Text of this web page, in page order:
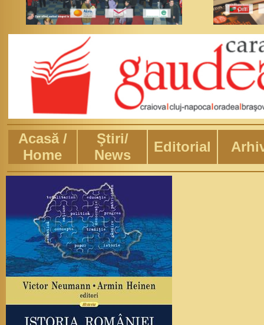
Acasă /
Home
Ştiri/
News
Editorial